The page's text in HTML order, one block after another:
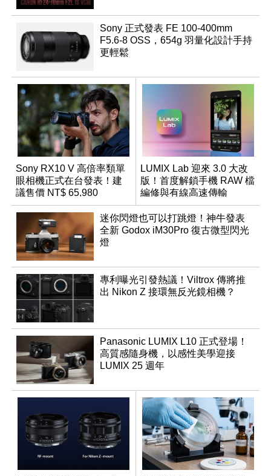
Sony 正式發表 FE 100-400mm
F5.6-8 OSS，654g 羽量化設計手持
更輕鬆
Sony RX10 V 高倍率類單
眼相機正式在台發表！建
議售價 NT$ 65,980
LUMIX Lab 迎來 3.0 大改
版！首度解鎖手機 RAW 檔
編修與有線高速傳輸
迷你閃燈也可以打跳燈！神牛發表
全新 Godox iM30Pro 復古微型閃光
燈
專利曝光引發熱議！Viltrox 傳將推
出 Nikon Z 接環無反光鏡相機？
Panasonic LUMIX L10 正式登場！
高質感隨身機，以感性美學迎接
LUMIX 25 週年